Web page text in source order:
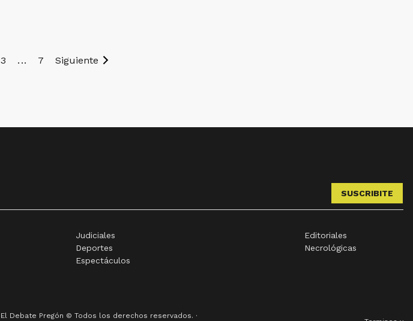
3 ... 7 Siguiente
SUSCRIBITE
Judiciales
Deportes
Espectáculos
Editoriales
Necrológicas
El Debate Pregón © Todos los derechos reservados. ·